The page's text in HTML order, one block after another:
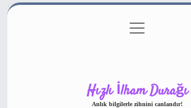
Gizlilik Politikası
menüyü
aç
Hızlı İlham Durağı
Anlık bilgilerle zihnini canlandır!